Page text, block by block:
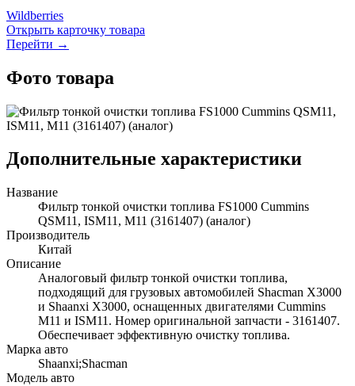
Wildberries
Открыть карточку товара
Перейти →
Фото товара
Дополнительные характеристики
Название
Фильтр тонкой очистки топлива FS1000 Cummins
QSM11, ISM11, M11 (3161407) (аналог)
Производитель
Китай
Описание
Аналоговый фильтр тонкой очистки топлива,
подходящий для грузовых автомобилей Shacman X3000
и Shaanxi X3000, оснащенных двигателями Cummins
M11 и ISM11. Номер оригинальной запчасти - 3161407.
Обеспечивает эффективную очистку топлива.
Марка авто
Shaanxi;Shacman
Модель авто